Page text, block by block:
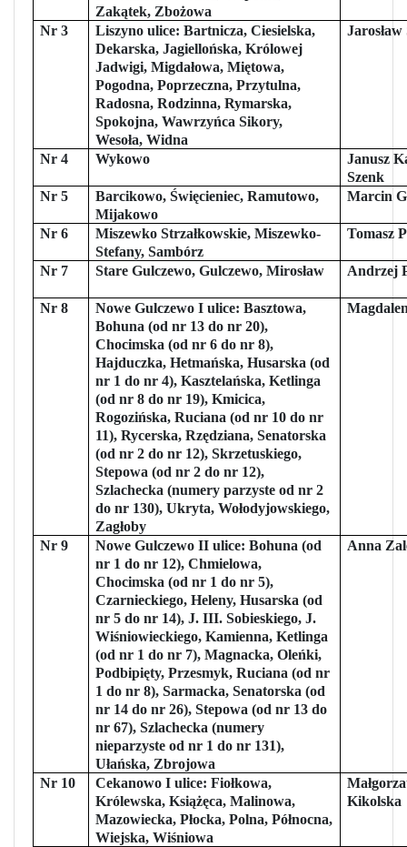
Zakątek, Zbożowa
Nr 3
Liszyno ulice: Bartnicza, Ciesielska,
Dekarska, Jagiellońska, Królowej
Jadwigi, Migdałowa, Miętowa,
Pogodna, Poprzeczna, Przytulna,
Radosna, Rodzinna, Rymarska,
Spokojna, Wawrzyńca Sikory,
Wesoła, Widna
Nr 4 Wykowo
Janusz
Szenk
Nr 5
Barcikowo, Święcieniec, Ramutowo,
Mijakowo
Marcin
Nr 6
Miszewko Strzałkowskie, Miszewko-
Stefany, Sambórz
Tomasz
Nr 7 Stare Gulczewo, Gulczewo, Mirosław Andrzej
Nr 8
Nowe Gulczewo I ulice: Basztowa,
Bohuna (od nr 13 do nr 20),
Chocimska (od nr 6 do nr 8),
Hajduczka, Hetmańska, Husarska (od
nr 1 do nr 4), Kasztelańska, Ketlinga
(od nr 8 do nr 19), Kmicica,
Rogozińska, Ruciana (od nr 10 do nr
11), Rycerska, Rzędziana, Senatorska
(od nr 2 do nr 12), Skrzetuskiego,
Stepowa (od nr 2 do nr 12),
Szlachecka (numery parzyste od nr 2
do nr 130), Ukryta, Wołodyjowskiego,
Zagłoby
Nr 9
Nowe Gulczewo II ulice: Bohuna (od
nr 1 do nr 12), Chmielowa,
Chocimska (od nr 1 do nr 5),
Czarnieckiego, Heleny, Husarska (od
nr 5 do nr 14), J. III. Sobieskiego, J.
Wiśniowieckiego, Kamienna, Ketlinga
(od nr 1 do nr 7), Magnacka, Oleńki,
Podbipięty, Przesmyk, Ruciana (od nr
1 do nr 8), Sarmacka, Senatorska (od
nr 14 do nr 26), Stepowa (od nr 13 do
nr 67), Szlachecka (numery
nieparzyste od nr 1 do nr 131),
Ułańska, Zbrojowa
Anna
Nr 10
Cekanowo I ulice: Fiołkowa,
Królewska, Książęca, Malinowa,
Mazowiecka, Płocka, Polna, Północna,
Wiejska, Wiśniowa
Kikolska